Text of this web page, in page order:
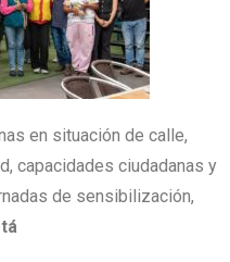
en situación de calle,
capacidades ciudadanas y
de sensibilización,